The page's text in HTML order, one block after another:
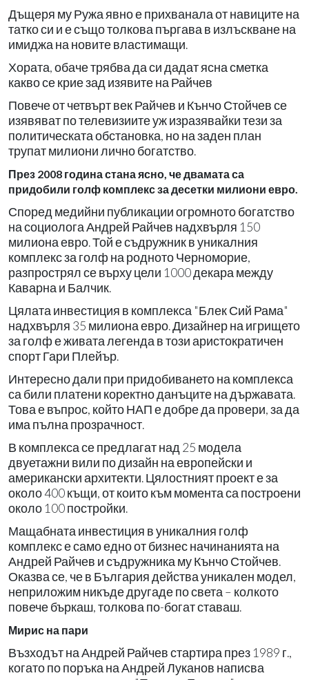
Дъщеря му Ружа явно е прихванала от навиците на
татко си и е също толкова пъргава в излъскване на
имиджа на новите властимащи.
Хората, обаче трябва да си дадат ясна сметка
какво се крие зад изявите на Райчев
Повече от четвърт век Райчев и Кънчо Стойчев се
изявяват по телевизиите уж изразявайки тези за
политическата обстановка, но на заден план
трупат милиони лично богатство.
През 2008 година стана ясно, че двамата са
придобили голф комплекс за десетки милиони евро.
Според медийни публикации огромното богатство
на социолога Андрей Райчев надхвърля 150
милиона евро. Той е съдружник в уникалния
комплекс за голф на родното Черноморие,
разпрострял се върху цели 1000 декара между
Каварна и Балчик.
Цялата инвестиция в комплекса "Блек Сий Рама"
надхвърля 35 милиона евро. Дизайнер на игрището
за голф е живата легенда в този аристократичен
спорт Гари Плейър.
Интересно дали при придобиването на комплекса
са били платени коректно данъците на държавата.
Това е въпрос, който НАП е добре да провери, за да
има пълна прозрачност.
В комплекса се предлагат над 25 модела
двуетажни вили по дизайн на европейски и
американски архитекти. Цялостният проект е за
около 400 къщи, от които към момента са построени
около 100 постройки.
Мащабната инвестиция в уникалния голф
комплекс е само едно от бизнес начинанията на
Андрей Райчев и съдружника му Кънчо Стойчев.
Оказва се, че в България действа уникален модел,
неприложим никъде другаде по света – колкото
повече бъркаш, толкова по-богат ставаш.
Мирис на пари
Възходът на Андрей Райчев стартира през 1989 г.,
когато по поръка на Андрей Луканов написва